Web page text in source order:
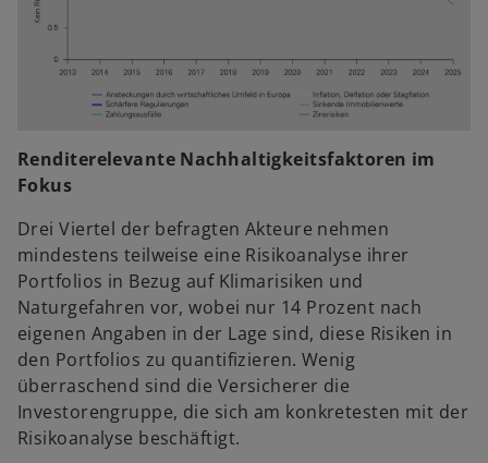
Renditerelevante Nachhaltigkeitsfaktoren im
Fokus
Drei Viertel der befragten Akteure nehmen
mindestens teilweise eine Risikoanalyse ihrer
Portfolios in Bezug auf Klimarisiken und
Naturgefahren vor, wobei nur 14 Prozent nach
eigenen Angaben in der Lage sind, diese Risiken in
den Portfolios zu quantifizieren. Wenig
überraschend sind die Versicherer die
Investorengruppe, die sich am konkretesten mit der
Risikoanalyse beschäftigt.